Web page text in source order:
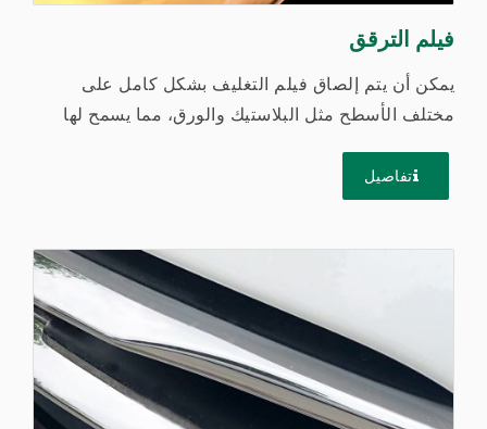
فيلم الترقق
يمكن أن يتم إلصاق فيلم التغليف بشكل كامل على
مختلف الأسطح مثل البلاستيك والورق، مما يسمح لها
تفاصيل